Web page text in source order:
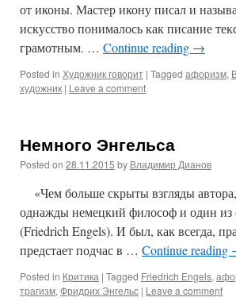
от иконы. Мастер икону писал и
искусство понималось как писание
грамотным. … Continue reading →
Posted in Художник говорит | Tagged афоризм,
художник | Leave a comment
Немного Энгельса
Posted on 28.11.2015 by Владимир Дианов
«Чем больше скрыты взгляды
однажды немецкий философ и один
(Friedrich Engels). И был, как всегда,
предстает подчас в … Continue reading
Posted in Критика | Tagged Friedrich Engels,
трагизм, Фридрих Энгельс | Leave a comment